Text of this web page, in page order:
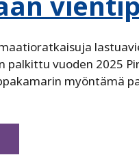
palkittu vuoden 2025
myöntämä